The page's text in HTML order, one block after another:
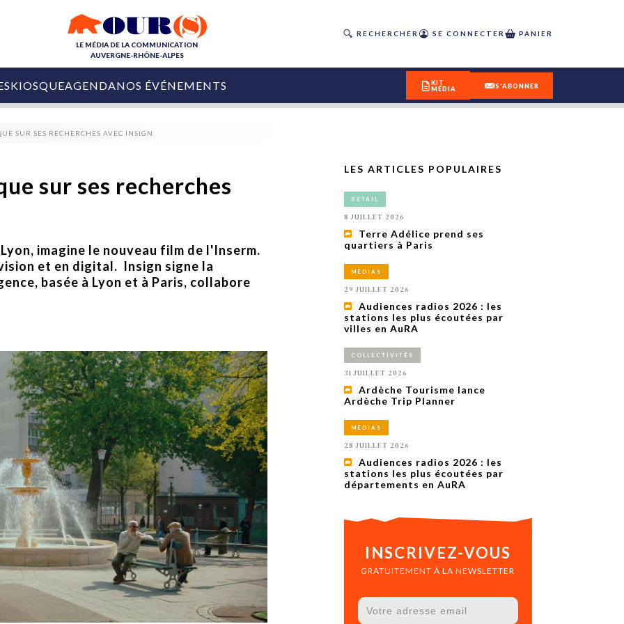
LE MÉDIA DE LA COMMUNICATION
AUVERGNE-RHÔNE-ALPES
RECHERCHER SE CONNECTER PANIER
est décédé
Tourisme lance
Ardèche Trip
Planner
29 JUILLET 2026
[Debrief] Loire Tourisme
mise sur la déconnexion en
digital
saison autour de son concept autour de
marketing et communication, revient sur
la campagne.
1 AN
KIOSQUEAGENDANOS ÉVÉNEMENTS
OURS DE LA COM
OURS DU DIGITAL
KIT
MÉDIA
S'ABONNER
SUR SES RECHERCHES AVEC INSIGN
sur ses recherches
imagine le nouveau film de l'Inserm.
et en digital. Insign signe la
basée à Lyon et à Paris, collabore
LES ARTICLES POPULAIRES
RETAIL
8 JUILLET 2026
Terre Adélice prend ses
quartiers à Paris
MÉDIAS
29 JUILLET 2026
Audiences radios 2026 : les
stations les plus écoutées par
villes en AuRA
COLLECTIVITÉS
31 JUILLET 2026
Ardèche Tourisme lance
Ardèche Trip Planner
MÉDIAS
28 JUILLET 2026
Audiences radios 2026 : les
stations les plus écoutées par
départements en AuRA
INSCRIVEZ-VOUS
GRATUITEMENT À LA NEWSLETTER